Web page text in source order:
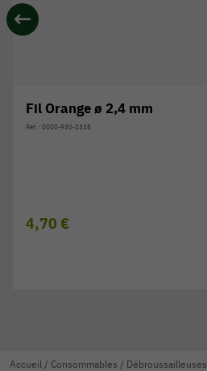
Fil Orange ø 2,4 mm
Réf. : 0000-930-2338
4,70 €
Accueil / Consommables / Débroussailleuses